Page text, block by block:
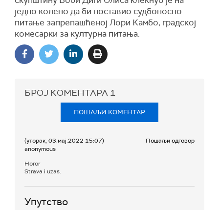
једно колено да би поставио судбоносно
питање запрепашћеној Лори Камбо, градској
комесарки за културна питања.
БРОЈ КОМЕНТАРА 1
ПОШАЉИ КОМЕНТАР
(уторак, 03.мај.2022 15:07)
anonymous
Пошаљи одговор
Horor
Strava i uzas.
Упутство